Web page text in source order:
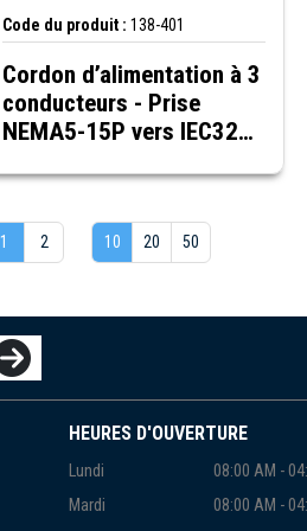
Code du produit : 138-401
Cordon d’alimentation à 3
conducteurs - Prise
NEMA5-15P vers IEC320-
1 2 10 20 50
HEURES D'OUVERTURE
Lundi
08:00 AM -
Mardi
08:00 AM -